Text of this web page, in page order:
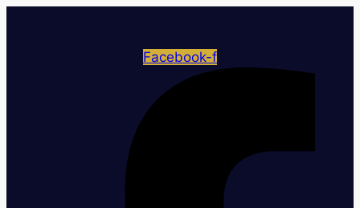
Facebook-f